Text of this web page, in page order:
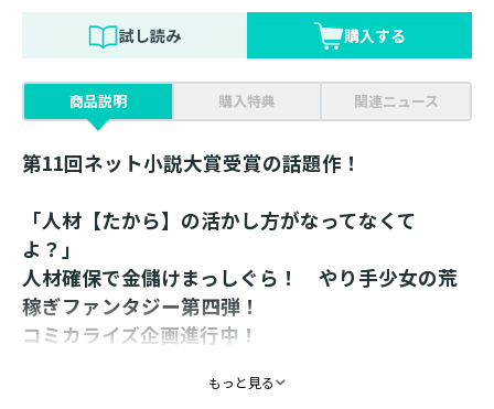
試し読み 購入する
商品説明 購入特典 関連ニュース
第11回ネット小説大賞受賞の話題作！
「人材【たから】の活かし方がなってなくて
よ？」
人材確保で金儲けまっしぐら！ やり手少女の荒
稼ぎファンタジー第四弾！
コミカライズ企画進行中！
書き下ろし番外編巻末収録！
もっと見る